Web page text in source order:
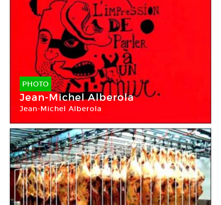
PHOTO
Jean-Michel Alberola
Jean-Michel Alberola